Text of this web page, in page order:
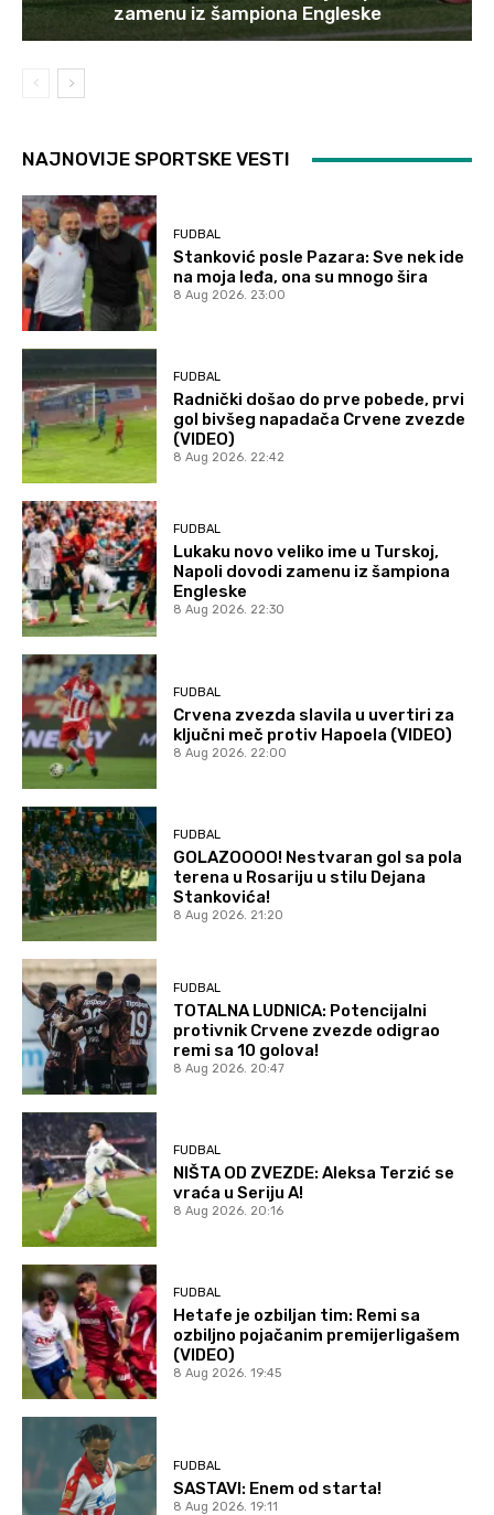
zamenu iz šampiona Engleske
NAJNOVIJE SPORTSKE VESTI
FUDBAL
Stanković posle Pazara: Sve nek ide
na moja leđa, ona su mnogo šira
8 Aug 2026. 23:00
FUDBAL
Radnički došao do prve pobede, prvi
gol bivšeg napadača Crvene zvezde
(VIDEO)
8 Aug 2026. 22:42
FUDBAL
Lukaku novo veliko ime u Turskoj,
Napoli dovodi zamenu iz šampiona
Engleske
8 Aug 2026. 22:30
FUDBAL
Crvena zvezda slavila u uvertiri za
ključni meč protiv Hapoela (VIDEO)
8 Aug 2026. 22:00
FUDBAL
GOLAZOOOO! Nestvaran gol sa pola
terena u Rosariju u stilu Dejana
Stankovića!
8 Aug 2026. 21:20
FUDBAL
TOTALNA LUDNICA: Potencijalni
protivnik Crvene zvezde odigrao
remi sa 10 golova!
8 Aug 2026. 20:47
FUDBAL
NIŠTA OD ZVEZDE: Aleksa Terzić se
vraća u Seriju A!
8 Aug 2026. 20:16
FUDBAL
Hetafe je ozbiljan tim: Remi sa
ozbiljno pojačanim premijerligašem
(VIDEO)
8 Aug 2026. 19:45
FUDBAL
SASTAVI: Enem od starta!
8 Aug 2026. 19:11